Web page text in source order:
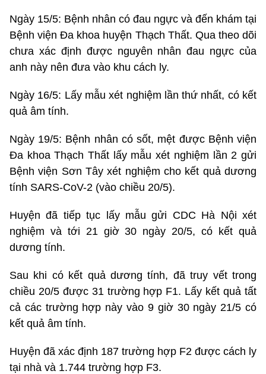
Ngày 15/5: Bệnh nhân có đau ngực và đến khám tại
Bệnh viện Đa khoa huyện Thạch Thất. Qua theo dõi
chưa xác định được nguyên nhân đau ngực của
anh này nên đưa vào khu cách ly.
Ngày 16/5: Lấy mẫu xét nghiệm lần thứ nhất, có kết
quả âm tính.
Ngày 19/5: Bệnh nhân có sốt, mệt được Bệnh viện
Đa khoa Thạch Thất lấy mẫu xét nghiệm lần 2 gửi
Bệnh viện Sơn Tây xét nghiệm cho kết quả dương
tính SARS-CoV-2 (vào chiều 20/5).
Huyện đã tiếp tục lấy mẫu gửi CDC Hà Nội xét
nghiệm và tới 21 giờ 30 ngày 20/5, có kết quả
dương tính.
Sau khi có kết quả dương tính, đã truy vết trong
chiều 20/5 được 31 trường hợp F1. Lấy kết quả tất
cả các trường hợp này vào 9 giờ 30 ngày 21/5 có
kết quả âm tính.
Huyện đã xác định 187 trường hợp F2 được cách ly
tại nhà và 1.744 trường hợp F3.